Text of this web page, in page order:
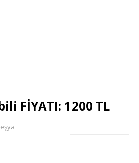
FİYATI: 1200 TL